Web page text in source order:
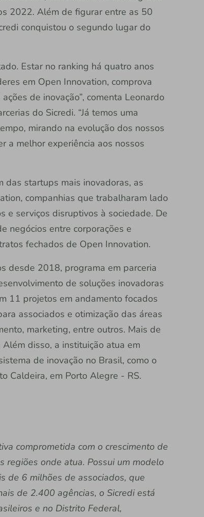
2022. Além de figurar entre as 50
conquistou o segundo lugar do
Estar no ranking há quatro anos
em Open Innovation, comprova
de inovação”, comenta Leonardo
do Sicredi. “Já temos uma
mirando na evolução dos nossos
a melhor experiência aos nossos
das startups mais inovadoras, as
companhias que trabalharam lado
e serviços disruptivos à sociedade. De
negócios entre corporações e
fechados de Open Innovation.
desde 2018, programa em parceria
de soluções inovadoras
11 projetos em andamento focados
associados e otimização das áreas
marketing, entre outros. Mais de
disso, a instituição atua em
de inovação no Brasil, como o
Caldeira, em Porto Alegre - RS.
comprometida com o crescimento de
regiões onde atua. Possui um modelo
de 6 milhões de associados, que
de 2.400 agências, o Sicredi está
e no Distrito Federal,